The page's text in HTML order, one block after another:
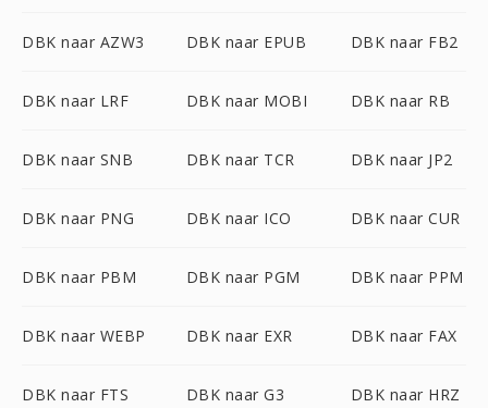
DBK naar AZW3 DBK naar EPUB DBK naar FB2
DBK naar LRF DBK naar MOBI DBK naar RB
DBK naar SNB DBK naar TCR DBK naar JP2
DBK naar PNG DBK naar ICO DBK naar CUR
DBK naar PBM DBK naar PGM DBK naar PPM
DBK naar WEBP DBK naar EXR DBK naar FAX
DBK naar FTS DBK naar G3 DBK naar HRZ